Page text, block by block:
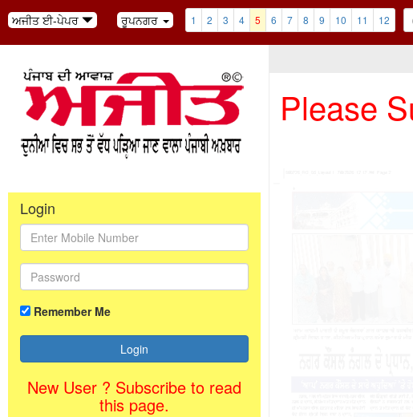
ਅਜੀਤ ਈ-ਪੇਪਰ ਰੂਪਨਗਰ 1 2 3 4 5 6 7 8 9 10 11 12
Login
Remember Me
New User ? Subscribe to read
this page.
Please